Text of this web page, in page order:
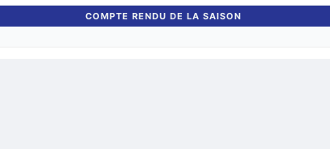
COMPTE RENDU DE LA SAISON